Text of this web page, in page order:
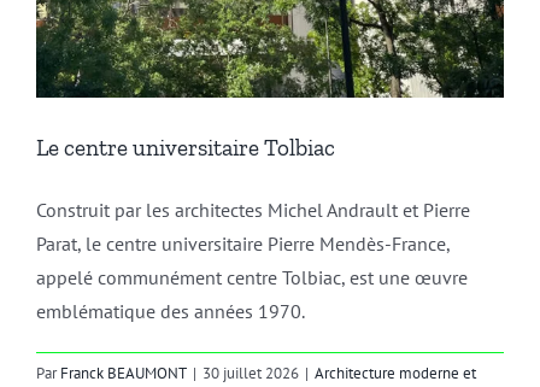
Le centre universitaire Tolbiac
Construit par les architectes Michel Andrault et Pierre
Parat, le centre universitaire Pierre Mendès-France,
appelé communément centre Tolbiac, est une œuvre
emblématique des années 1970.
ParFranck BEAUMONT | 30 juillet 2026 | Architecture moderne et